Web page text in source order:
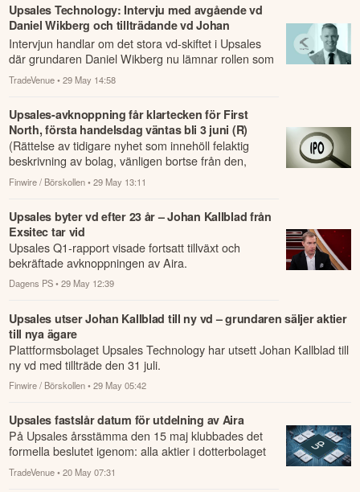
Upsales Technology: Intervju med avgående vd
Daniel Wikberg och tillträdande vd Johan
Kallblad
Intervjun handlar om det stora vd-skiftet i Upsales
där grundaren Daniel Wikberg nu lämnar rollen som
vd efter 23 år och ersätts av Johan Ka...
TradeVenue • 29 May 14:58
Upsales-avknoppning får klartecken för First
North, första handelsdag väntas bli 3 juni (R)
(Rättelse av tidigare nyhet som innehöll felaktig
beskrivning av bolag, vänligen bortse från den,
handlar om ett annat bolag) Upsales-avknop...
Finwire / Börskollen • 29 May 13:11
Upsales byter vd efter 23 år – Johan Kallblad från
Exsitec tar vid
Upsales Q1-rapport visade fortsatt tillväxt och
bekräftade avknoppningen av Aira.
Dagens PS • 29 May 12:39
Upsales utser Johan Kallblad till ny vd – grundaren säljer aktier
till nya ägare
Plattformsbolaget Upsales Technology har utsett Johan Kallblad till
ny vd med tillträde den 31 juli.
Finwire / Börskollen • 29 May 05:42
Upsales fastslår datum för utdelning av Aira
På Upsales årsstämma den 15 maj klubbades det
formella beslutet igenom: alla aktier i dotterbolaget
Aira delas ut till Upsales aktieägare oc...
TradeVenue • 20 May 07:31